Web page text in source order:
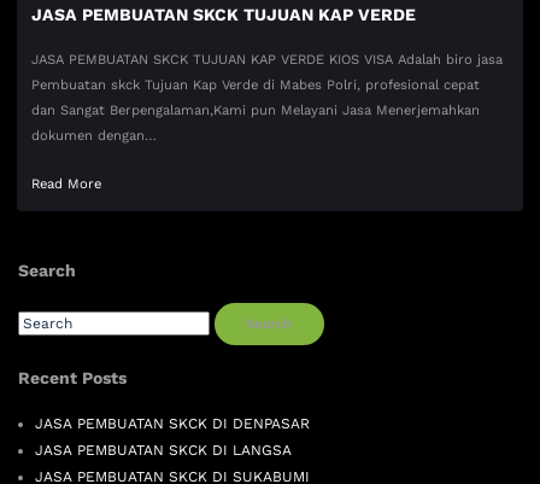
JASA PEMBUATAN SKCK TUJUAN KAP VERDE
JASA PEMBUATAN SKCK TUJUAN KAP VERDE KIOS VISA Adalah biro jasa
Pembuatan skck Tujuan Kap Verde di Mabes Polri, profesional cepat
dan Sangat Berpengalaman,Kami pun Melayani Jasa Menerjemahkan
dokumen dengan…
Read More
Search
Search
Recent Posts
JASA PEMBUATAN SKCK DI DENPASAR
JASA PEMBUATAN SKCK DI LANGSA
JASA PEMBUATAN SKCK DI SUKABUMI